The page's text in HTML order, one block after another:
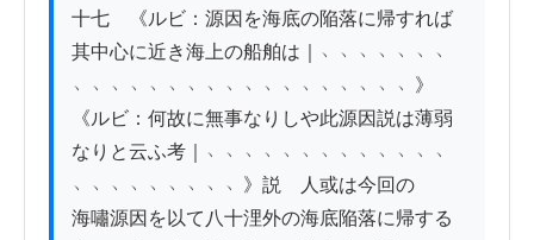
十七　《ルビ：源因を海底の陥落に帰すれば
其中心に近き海上の船舶は｜﹅﹅﹅﹅﹅﹅﹅
﹅﹅﹅﹅﹅﹅﹅﹅﹅﹅﹅﹅﹅﹅﹅﹅﹅﹅》
《ルビ：何故に無事なりしや此源因説は薄弱
なりと云ふ考｜﹅﹅﹅﹅﹅﹅﹅﹅﹅﹅﹅﹅﹅
﹅﹅﹅﹅﹅﹅﹅﹅﹅》説　人或は今回の
海嘯源因を以て八十浬外の海底陥落に帰する